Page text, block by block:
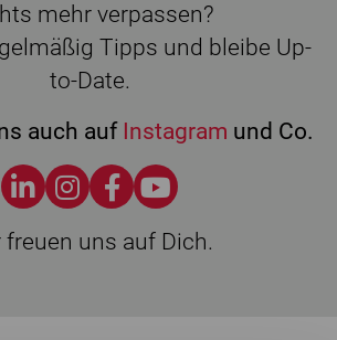
mehr verpassen?
Tipps und bleibe Up-
to-Date.
auch auf Instagram und Co.
freuen uns auf Dich.